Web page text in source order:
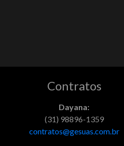
Contratos
Dayana:
(31) 98896-1359
contratos@gesuas.com.br